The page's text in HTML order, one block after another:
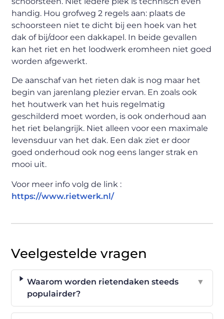
handig. Hou grofweg 2 regels aan: plaats de
schoorsteen niet te dicht bij een hoek van het
dak of bij/door een dakkapel. In beide gevallen
kan het riet en het loodwerk eromheen niet goed
worden afgewerkt.
De aanschaf van het rieten dak is nog maar het
begin van jarenlang plezier ervan. En zoals ook
het houtwerk van het huis regelmatig
geschilderd moet worden, is ook onderhoud aan
het riet belangrijk. Niet alleen voor een maximale
levensduur van het dak. Een dak ziet er door
goed onderhoud ook nog eens langer strak en
mooi uit.
Voor meer info volg de link :
https://www.rietwerk.nl/
Veelgestelde vragen
Waarom worden rietendaken steeds
populairder?
▼